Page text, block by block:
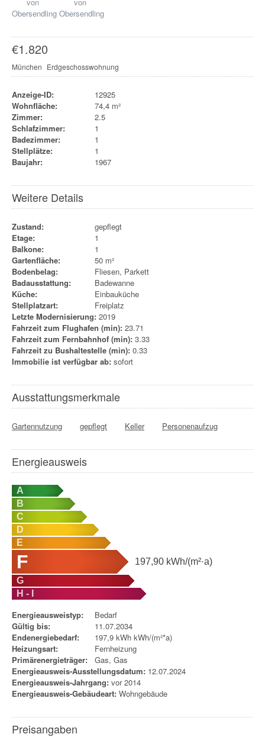
€1.820
München Erdgeschosswohnung
Anzeige-ID:
12925
Wohnfläche:
74,4 m²
Zimmer:
2.5
Schlafzimmer:
1
Badezimmer:
1
Stellplätze:
1
Baujahr:
1967
Weitere Details
Zustand:
gepflegt
Etage:
1
Balkone:
1
Gartenfläche:
50 m²
Bodenbelag:
Fliesen, Parkett
Badausstattung:
Badewanne
Küche:
Einbauküche
Stellplatzart:
Freiplatz
Letzte Modernisierung: 2019
Fahrzeit zum Flughafen (min): 23.71
Fahrzeit zum Fernbahnhof (min): 3.33
Fahrzeit zu Bushaltestelle (min): 0.33
Immobilie ist verfügbar ab: sofort
Ausstattungsmerkmale
Gartennutzung gepflegt Keller Personenaufzug
Energieausweis
A
B
C
D
E
F 197,90 kWh/(m²·a)
G
H - I
Energieausweistyp:
Bedarf
Gültig bis:
11.07.2034
Endenergiebedarf:
197,9 kWh kWh/(m²*a)
Heizungsart:
Fernheizung
Primärenergieträger:
Gas, Gas
Energieausweis-Ausstellungsdatum: 12.07.2024
Energieausweis-Jahrgang: vor 2014
Energieausweis-Gebäudeart: Wohngebäude
Preisangaben